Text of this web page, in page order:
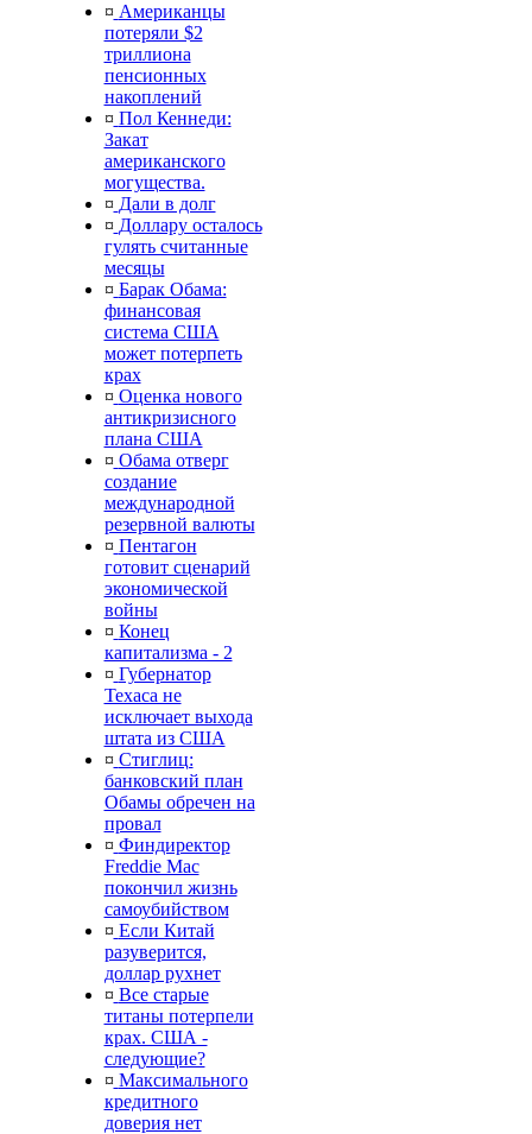
¤ Американцы
потеряли $2
триллиона
пенсионных
накоплений
¤ Пол Кеннеди:
Закат
американского
могущества.
¤ Дали в долг
¤ Доллару осталось
гулять считанные
месяцы
¤ Барак Обама:
финансовая
система США
может потерпеть
крах
¤ Оценка нового
антикризисного
плана США
¤ Обама отверг
создание
международной
резервной валюты
¤ Пентагон
готовит сценарий
экономической
войны
¤ Конец
капитализма - 2
¤ Губернатор
Техаса не
исключает выхода
штата из США
¤ Стиглиц:
банковский план
Обамы обречен на
провал
¤ Финдиректор
Freddie Mac
покончил жизнь
самоубийством
¤ Если Китай
разуверится,
доллар рухнет
¤ Все старые
титаны потерпели
крах. США -
следующие?
¤ Максимального
кредитного
доверия нет